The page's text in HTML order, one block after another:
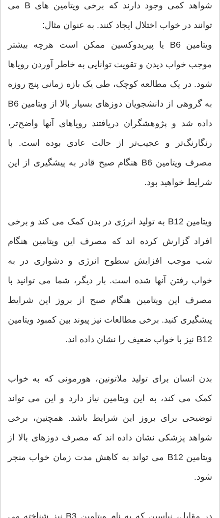
شواهد کمی وجود دارند که برخی ویتامین های B می
توانند در خواب اختلال ایجاد کنند. به عنوان مثال:
ویتامین B6 یا پیریدوکسین ممکن است هرچه بیشتر
موجب خواب دیدن و تقویت توانایی به خاطر آوردن رویاها
شود. در یک مطالعه کوچک، طی یک بازه زمانی پنج روزه
به گروهی از دانشجویان دوزهای بسیار بالا از ویتامین B6
داده شد و پژوهشگران دریافتند رویاهای آنها واضح‌تر،
رنگارنگ‌تر و عجیب‌تر از حالت عادی بوده است. با
مصرف ویتامین B6 هنگام صبح قادر به پیشگیری از این
شرایط خواهید بود.
ویتامین B12 به تولید انرژی در بدن کمک می کند و برخی
افراد گزارش کرده اند که مصرف این ویتامین هنگام
شب موجب افزایش سطوح انرژی و دشواری در به
خواب رفتن آنها شده است. بار دیگر، شما می توانید با
مصرف این ویتامین هنگام صبح از بروز این شرایط
پیشگیری کنید. برخی مطالعات نیز پیوند بین کمبود ویتامین
B12 نیز با خواب ضعیف را نشان داده اند.
بدن انسان برای تولید ملاتونین، هورمونی که به خواب
کمک می کند، به این ویتامین نیاز دارد و این می تواند
توضیحی برای بروز این شرایط باشد. همچنین، برخی
شواهد پزشکی نشان داده اند که مصرف دوزهای بالا از
ویتامین B12 می تواند به کاهش مدت زمان خواب منجر
شود.